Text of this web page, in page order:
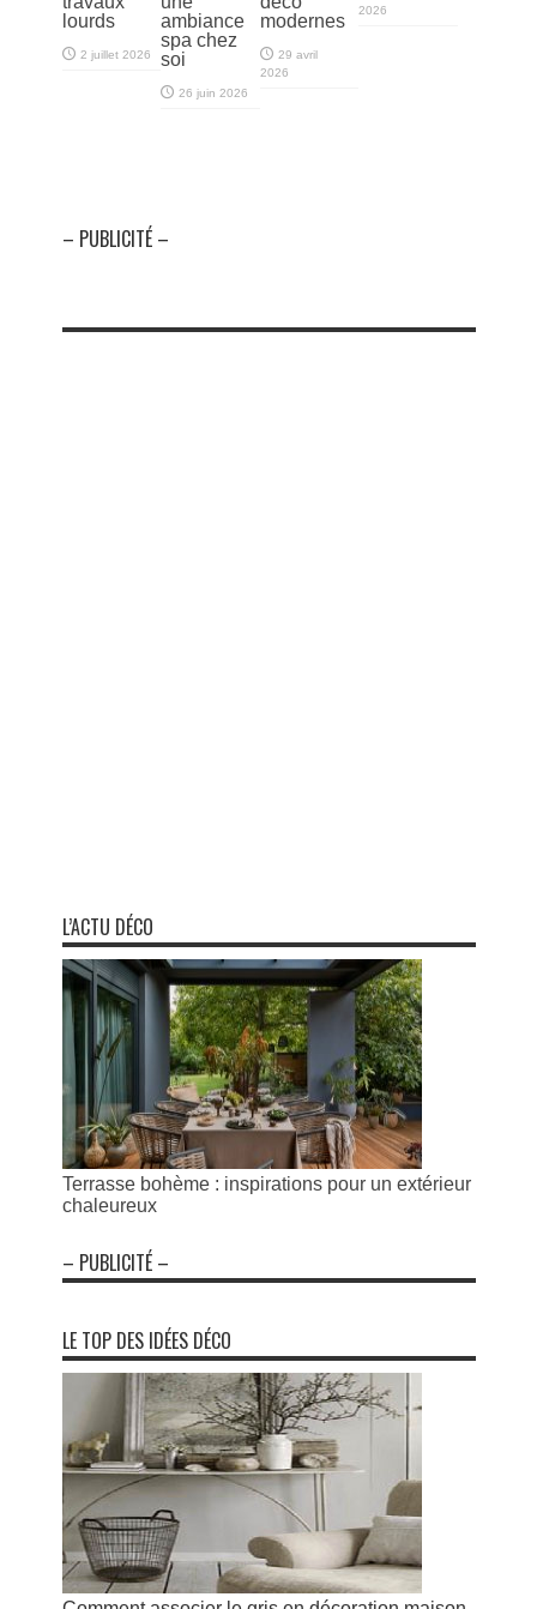
lourds
2 juillet 2026
ambiance
spa chez
soi
26 juin 2026
modernes
29 avril
2026
2026
– PUBLICITÉ –
L’ACTU DÉCO
Terrasse bohème : inspirations pour un extérieur
chaleureux
– PUBLICITÉ –
LE TOP DES IDÉES DÉCO